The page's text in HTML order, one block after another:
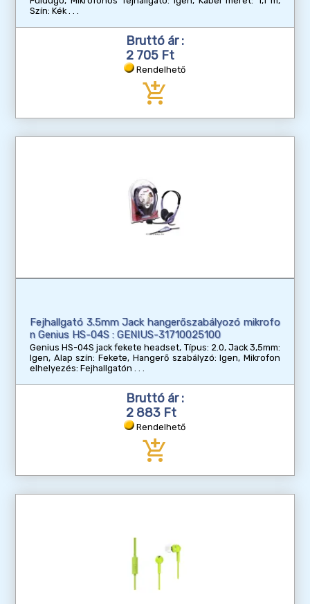
Szín: Kék
Bruttó ár :
2 705 Ft
Rendelhető
add_shopping_cart
Fejhallgató 3.5mm Jack hangerőszabályozó mikrofo
n Genius HS-04S : GENIUS-31710025100
Genius HS-04S jack fekete headset, Típus: 2.0, Jack 3,5mm:
Igen, Alap szín: Fekete, Hangerő szabályzó: Igen, Mikrofon
elhelyezés: Fejhallgatón
Bruttó ár :
2 883 Ft
Rendelhető
add_shopping_cart